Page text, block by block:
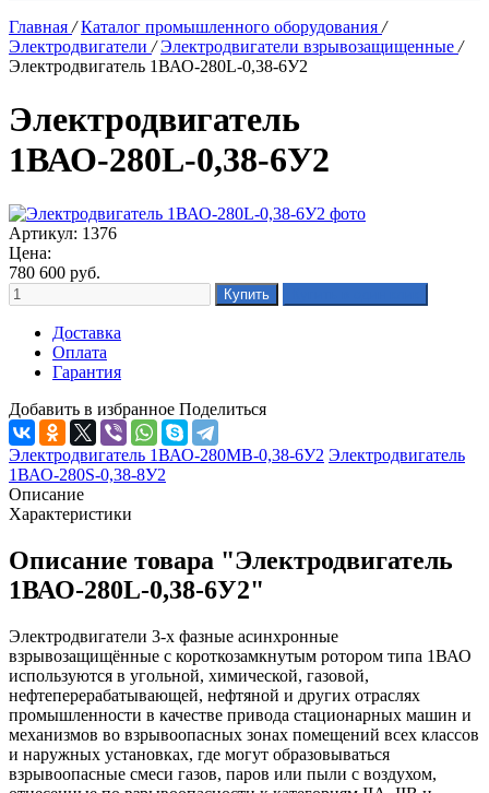
Главная / Каталог промышленного оборудования /
Электродвигатели / Электродвигатели взрывозащищенные /
Электродвигатель 1ВАО-280L-0,38-6У2
Электродвигатель
1ВАО-280L-0,38-6У2
Артикул: 1376
Цена:
780 600 руб.
Доставка
Оплата
Гарантия
Добавить в избранное Поделиться
Электродвигатель 1ВАО-280MB-0,38-6У2 Электродвигатель
1ВАО-280S-0,38-8У2
Описание
Характеристики
Описание товара "Электродвигатель
1ВАО-280L-0,38-6У2"
Электродвигатели 3-х фазные асинхронные
взрывозащищённые с короткозамкнутым ротором типа 1ВАО
используются в угольной, химической, газовой,
нефтеперерабатывающей, нефтяной и других отраслях
промышленности в качестве привода стационарных машин и
механизмов во взрывоопасных зонах помещений всех классов
и наружных установках, где могут образовываться
взрывоопасные смеси газов, паров или пыли с воздухом,